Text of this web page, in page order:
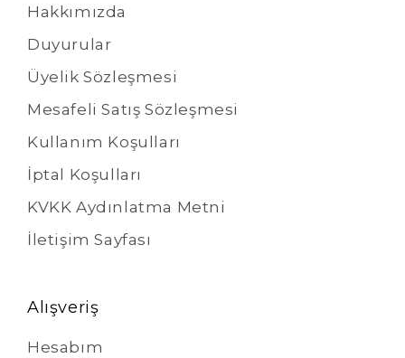
Hakkımızda
Duyurular
Üyelik Sözleşmesi
Mesafeli Satış Sözleşmesi
Kullanım Koşulları
İptal Koşulları
KVKK Aydınlatma Metni
İletişim Sayfası
Alışveriş
Hesabım